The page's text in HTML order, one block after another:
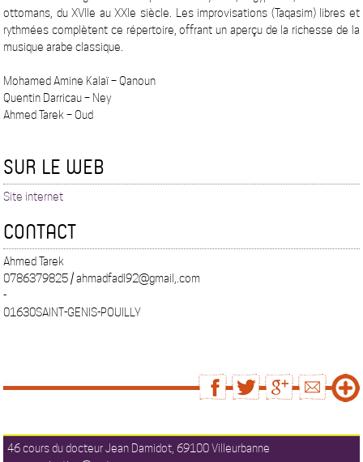
ottomans, du XVIIe au XXIe siècle. Les improvisations (Taqasim) libres et
rythmées complètent ce répertoire, offrant un aperçu de la richesse de la
musique arabe classique.
Mohamed Amine Kalaï – Qanoun
Quentin Darricau – Ney
Ahmed Tarek – Oud
SUR LE WEB
Site internet
CONTACT
Ahmed Tarek
0786379825 / ahmadfadl92@gmail,.com
-
01630SAINT-GENIS-POUILLY
46 cours du docteur Jean Damidot, 69100 Villeurbanne